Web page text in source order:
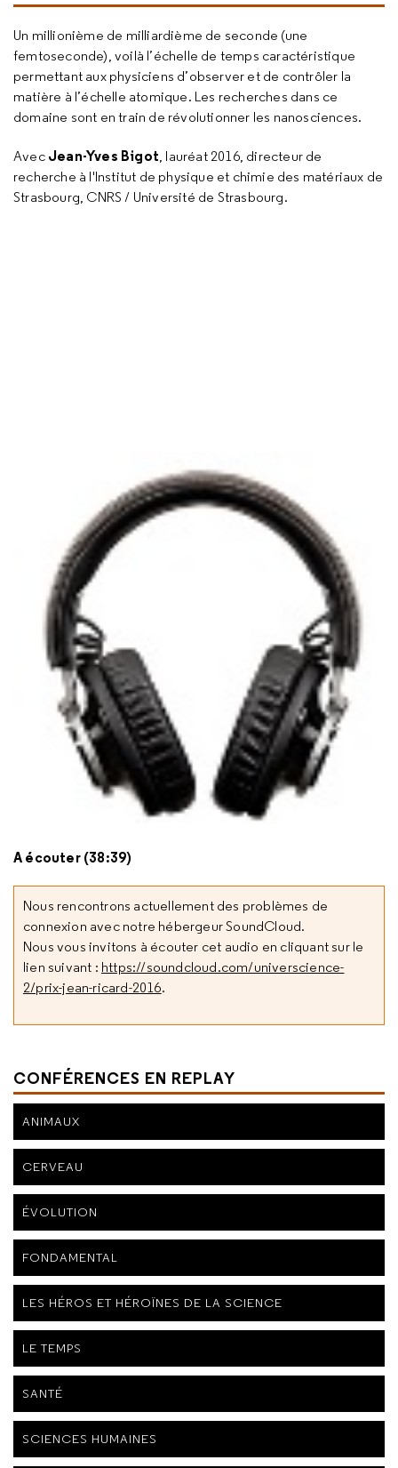
Un millionième de milliardième de seconde (une
femtoseconde), voilà l’échelle de temps caractéristique
permettant aux physiciens d’observer et de contrôler la
matière à l’échelle atomique. Les recherches dans ce
domaine sont en train de révolutionner les nanosciences.
Avec Jean-Yves Bigot, lauréat 2016, directeur de
recherche à l'Institut de physique et chimie des matériaux de
Strasbourg, CNRS / Université de Strasbourg.
A écouter (38:39)
Nous rencontrons actuellement des problèmes de
connexion avec notre hébergeur SoundCloud.
Nous vous invitons à écouter cet audio en cliquant sur le
lien suivant : https://soundcloud.com/universcience-
2/prix-jean-ricard-2016.
CONFÉRENCES EN REPLAY
ANIMAUX
CERVEAU
ÉVOLUTION
FONDAMENTAL
LES HÉROS ET HÉROÏNES DE LA SCIENCE
LE TEMPS
SANTÉ
SCIENCES HUMAINES